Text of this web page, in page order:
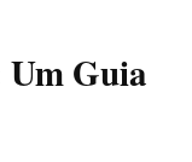
Guia